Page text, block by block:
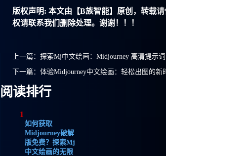
版权声明: 本文由【B族智能】原创，转载请保留链接: https://
权请联系我们删除处理。谢谢！！！
上一篇： 探索Mj中文绘画：Midjourney 高清提示词大揭秘
下一篇： 体验Midjourney中文绘画：轻松出图的新时代！
阅读排行
1
如何获取
Midjourney破解
版免费？探索Mj
中文绘画的无限